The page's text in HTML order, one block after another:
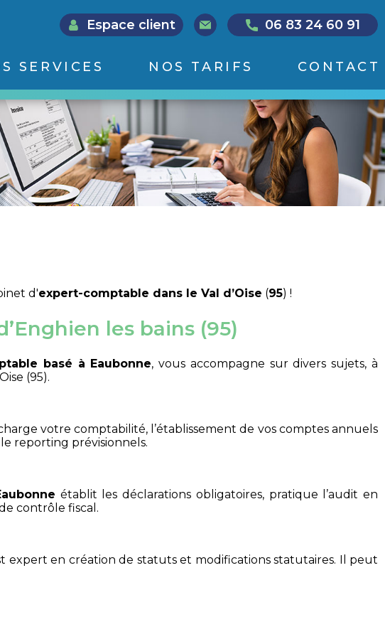
Espace client 06 83 24 60 91
SERVICES NOS TARIFS CONTACT
d'expert-comptable dans le Val d’Oise (95) !
les bains (95)
basé à Eaubonne, vous accompagne sur divers sujets, à
(95).
votre comptabilité, l’établissement de vos comptes annuels
reporting prévisionnels.
établit les déclarations obligatoires, pratique l’audit en
contrôle fiscal.
expert en création de statuts et modifications statutaires. Il peut